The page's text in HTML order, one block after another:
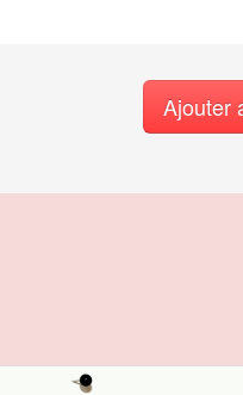
Ajouter